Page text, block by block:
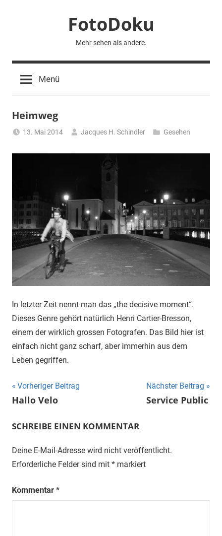
FotoDoku
Mehr sehen als andere.
Menü
Heimweg
13. Mai 2014 Jacques H. Schindler Gesehen
In letzter Zeit nennt man das „the decisive moment“.
Dieses Genre gehört natürlich Henri Cartier-Bresson,
einem der wirklich grossen Fotografen. Das Bild hier ist
einfach nicht ganz scharf, aber immerhin aus dem
Leben gegriffen.
Beitragsnavigation
Vorheriger Beitrag
Hallo Velo
Nächster Beitrag
Service Public
SCHREIBE EINEN KOMMENTAR
Deine E-Mail-Adresse wird nicht veröffentlicht.
Erforderliche Felder sind mit * markiert
Kommentar *